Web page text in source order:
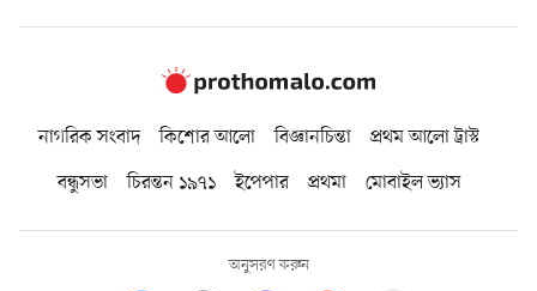
নাগরিক সংবাদ কিশোর আলো বিজ্ঞানচিন্তা
প্রথম আলো ট্রাস্ট
বন্ধুসভা
চিরন্তন ১৯৭১ ইপেপার প্রথমা মোবাইল ভ্যাস
অনুসরণ করুন